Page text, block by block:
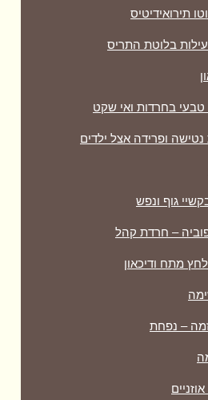
תירואידיטיס
בלוטת התריס
טבעי בחרדות ואי שקט
ופרידה אצל ילדים
גוף ונפש
– חרדת קהל
מתח ודיכאון
– נפחת